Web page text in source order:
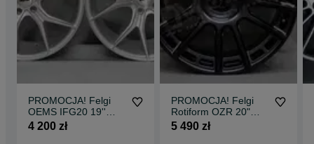
PROMOCJA! Felgi
OEMS IFG20 19''
8,5J ET42+9,5J ET40
4 200 zł
PROMOCJA! Felgi
Rotiform OZR 20"
10,5J ET40
5 490 zł